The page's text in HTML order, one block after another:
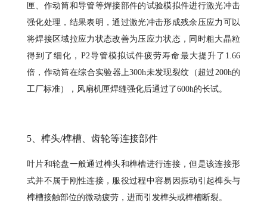
匣、作动筒和导管等焊接部件的试验模拟件进行激光冲击
强化处理，结果表明，通过激光冲击形成残余压应力可以
将焊接区域拉应力状态改善为压应力状态，同时粗大晶粒
得到了细化，P2导管模拟试件疲劳寿命最大提升了1.66
倍，作动筒在综合实验器上300h未发现裂纹（超过200h的
工厂标准），风扇机匣焊缝强化后通过了600h的长试。
5、榫头/榫槽、齿轮等连接部件
叶片和轮盘一般通过榫头和榫槽进行连接，但是该连接形
式并不属于刚性连接，服役过程中容易因振动引起榫头与
榫槽接触部位的微动疲劳，进而引发榫头或榫槽断裂。